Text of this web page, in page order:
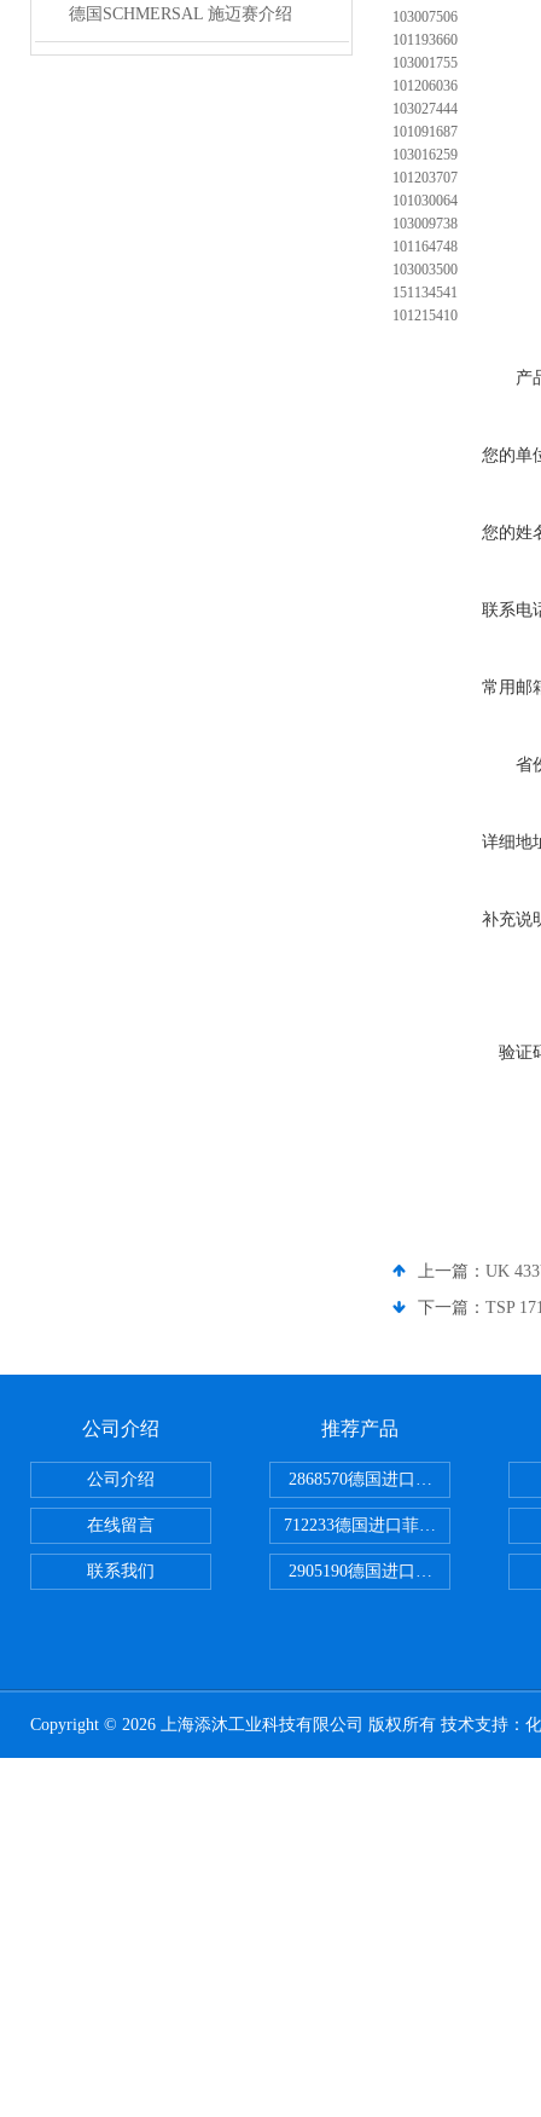
德国SCHMERSAL 施迈赛介绍
103007506
101193660
103001755
101206036
103027444
101091687
103016259
101203707
101030064
103009738
101164748
103003500
151134541
101215410
产
您的单
您的姓
联系电
常用邮
省
详细地
补充说
验证
上一篇： UK
下一篇： TSP
公司介绍
公司介绍
在线留言
联系我们
推荐产品
2868570德国进口菲尼克斯电源
712233德国进口菲尼克斯断路器
2905190德国进口菲尼克斯继电器
Copyright © 2026 上海添沐工业科技有限公司 版权所有 技术支持：